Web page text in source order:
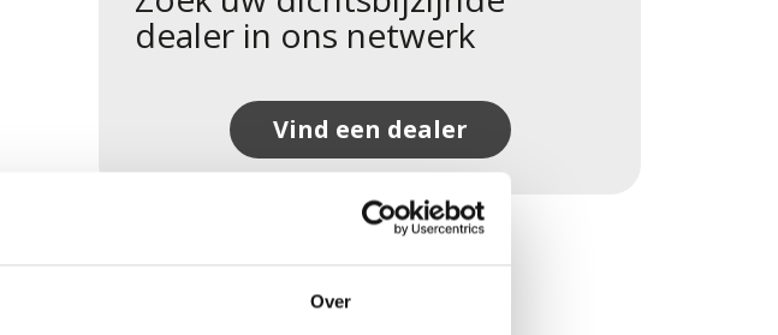
Over
dealer in ons netwerk
Vind een dealer